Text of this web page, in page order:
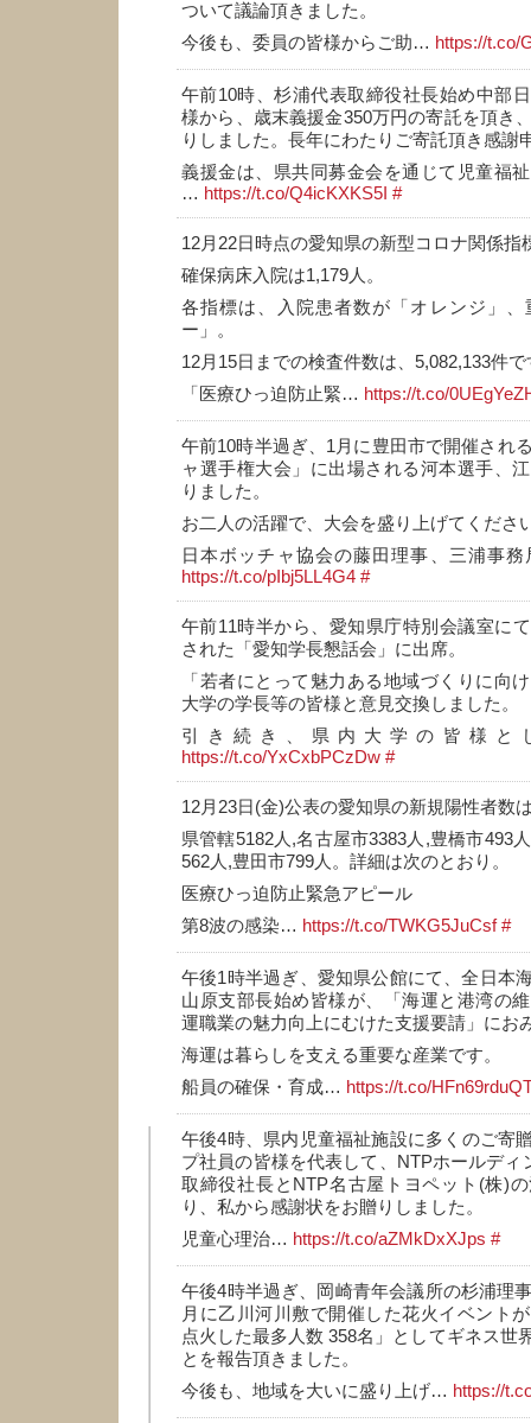
ついて議論頂きました。
今後も、委員の皆様からご助… https://t.co/
午前10時、杉浦代表取締役社長始め中部
様から、歳末義援金350万円の寄託を頂き
りしました。長年にわたりご寄託頂き感謝
義援金は、県共同募金会を通じて児童福
… https://t.co/Q4icKXKS5I #
12月22日時点の愛知県の新型コロナ関係指
確保病床入院は1,179人。
各指標は、入院患者数が「オレンジ」
ー」。
12月15日までの検査件数は、5,082,133件で
「医療ひっ迫防止緊… https://t.co/
午前10時半過ぎ、1月に豊田市で開催され
ャ選手権大会」に出場される河本選手、
りました。
お二人の活躍で、大会を盛り上げてくださ
日本ボッチャ協会の藤田理事、三浦事
https://t.co/pIbj5LL4G4 #
午前11時半から、愛知県庁特別会議室に
された「愛知学長懇話会」に出席。
「若者にとって魅力ある地域づくりに向
大学の学長等の皆様と意見交換しました。
引き続き、県内大学の皆様と
https://t.co/YxCxbPCzDw #
12月23日(金)公表の愛知県の新規陽性者数
県管轄5182人,名古屋市3383人,豊橋市493
562人,豊田市799人。詳細は次のとおり。
医療ひっ迫防止緊急アピール
第8波の感染… https://t.co/TWKG5JuCsf #
午後1時半過ぎ、愛知県公館にて、全日本
山原支部長始め皆様が、「海運と港湾の
運職業の魅力向上にむけた支援要請」にお
海運は暮らしを支える重要な産業です。
船員の確保・育成… https://t.co/
午後4時、県内児童福祉施設に多くのご寄
プ社員の皆様を代表して、NTPホールディ
取締役社長とNTP名古屋トヨペット(株)
り、私から感謝状をお贈りしました。
児童心理治… https://t.co/aZMkDxXJps #
午後4時半過ぎ、岡崎青年会議所の杉浦理
月に乙川河川敷で開催した花火イベント
点火した最多人数 358名」としてギネス世
とを報告頂きました。
今後も、地域を大いに盛り上げ… https://